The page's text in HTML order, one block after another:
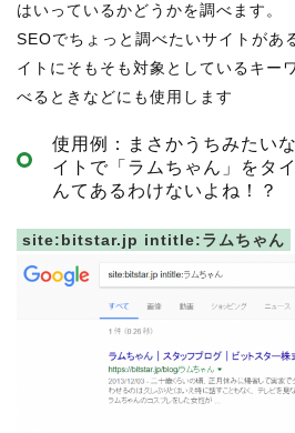
はいっているかどうかを調べます。
SEOでちょっと調べたいサイトがあ
イトにそもそも対象としているキー
べるときなどにも使用します
使用例：まさかうちみたい
イトで「ラムちゃん」をタ
んてあるわけないよね！？
site:bitstar.jp intitle:ラムちゃん